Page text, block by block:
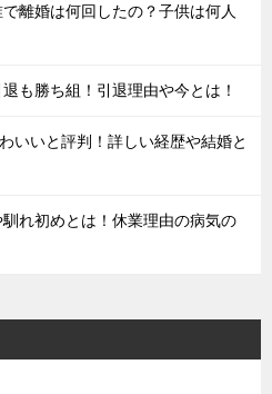
離婚は何回したの？子供は何人
も勝ち組！引退理由や今とは！
いいと評判！詳しい経歴や結婚と
れ初めとは！休業理由の病気の